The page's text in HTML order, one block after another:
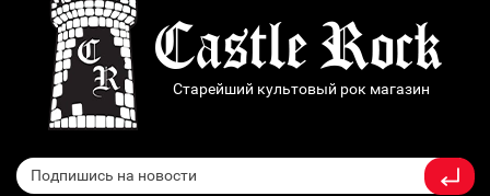
Старейший культовый рок магазин